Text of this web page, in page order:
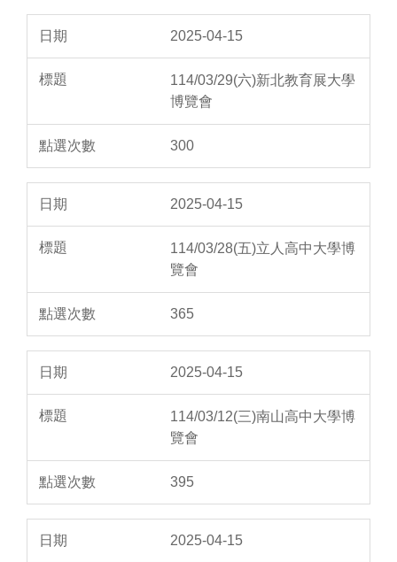
2025-04-15
114/03/29(六)新北教育展大學
博覽會
300
2025-04-15
114/03/28(五)立人高中大學博
覽會
365
2025-04-15
114/03/12(三)南山高中大學博
覽會
395
2025-04-15